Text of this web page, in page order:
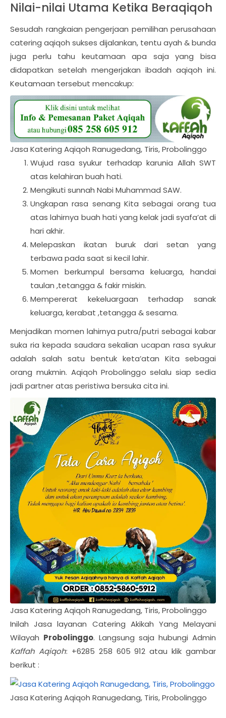
Nilai-nilai Utama Ketika Beraqiqoh
Sesudah rangkaian pengerjaan pemilihan perusahaan
catering aqiqoh sukses dijalankan, tentu ayah & bunda
juga perlu tahu keutamaan apa saja yang bisa
didapatkan setelah mengerjakan ibadah aqiqoh ini.
Keutamaan tersebut mencakup:
Jasa Katering Aqiqoh Ranugedang, Tiris, Probolinggo
Wujud rasa syukur terhadap karunia Allah SWT
atas kelahiran buah hati.
Mengikuti sunnah Nabi Muhammad SAW.
Ungkapan rasa senang Kita sebagai orang tua
atas lahirnya buah hati yang kelak jadi syafa’at di
hari akhir.
Melepaskan ikatan buruk dari setan yang
terbawa pada saat si kecil lahir.
Momen berkumpul bersama keluarga, handai
taulan ,tetangga & fakir miskin.
Mempererat kekeluargaan terhadap sanak
keluarga, kerabat ,tetangga & sesama.
Menjadikan momen lahirnya putra/putri sebagai kabar
suka ria kepada saudara sekalian ucapan rasa syukur
adalah salah satu bentuk keta’atan Kita sebagai
orang mukmin. Aqiqoh Probolinggo selalu siap sedia
jadi partner atas peristiwa bersuka cita ini.
Jasa Katering Aqiqoh Ranugedang, Tiris, Probolinggo
Inilah Jasa layanan Catering Akikah Yang Melayani
Wilayah Probolinggo. Langsung saja hubungi Admin
Kaffah Aqiqoh: +6285 258 605 912 atau klik gambar
berikut :
Jasa Katering Aqiqoh Ranugedang, Tiris, Probolinggo